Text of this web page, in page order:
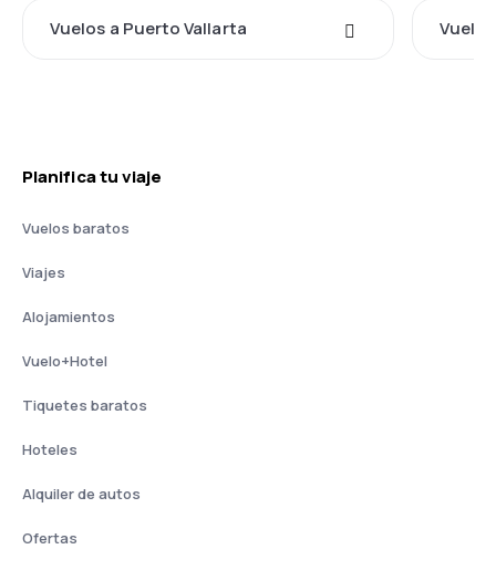
Vuelos a Puerto Vallarta
Planifica tu viaje
Vuelos baratos
Viajes
Alojamientos
Vuelo+Hotel
Tiquetes baratos
Hoteles
Alquiler de autos
Ofertas